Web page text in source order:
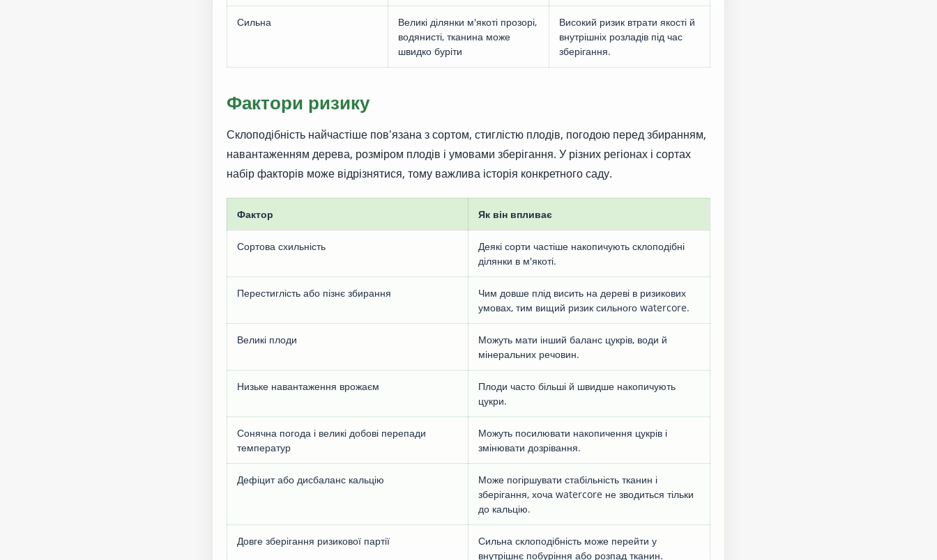
Сильна
Великі ділянки м'якоті прозорі,
водянисті, тканина може
швидко буріти
Високий ризик втрати якості й
внутрішніх розладів під час
зберігання.
Фактори ризику
Склоподібність найчастіше пов'язана з сортом, стиглістю плодів, погодою перед збиранням,
навантаженням дерева, розміром плодів і умовами зберігання. У різних регіонах і сортах
набір факторів може відрізнятися, тому важлива історія конкретного саду.
Фактор Як він впливає
Сортова схильність
Деякі сорти частіше накопичують склоподібні
ділянки в м'якоті.
Перестиглість або пізнє збирання
Чим довше плід висить на дереві в ризикових
умовах, тим вищий ризик сильного watercore.
Великі плоди
Можуть мати інший баланс цукрів, води й
мінеральних речовин.
Низьке навантаження врожаєм
Плоди часто більші й швидше накопичують
цукри.
Сонячна погода і великі добові перепади
температур
Можуть посилювати накопичення цукрів і
змінювати дозрівання.
Дефіцит або дисбаланс кальцію
Може погіршувати стабільність тканин і
зберігання, хоча watercore не зводиться тільки
до кальцію.
Довге зберігання ризикової партії
Сильна склоподібність може перейти у
внутрішнє побуріння або розпад тканин.